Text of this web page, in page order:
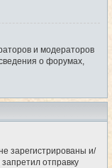
и модераторов
о форумах,
зарегистрированы и/
отправку